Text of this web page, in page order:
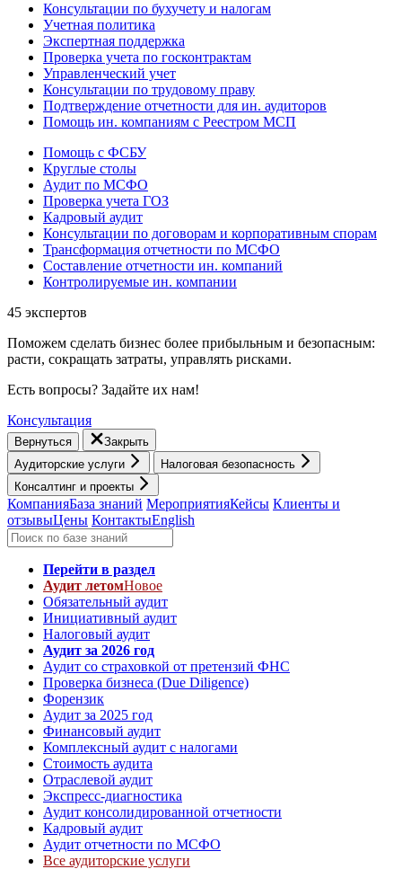
Консультации по бухучету и налогам
Учетная политика
Экспертная поддержка
Проверка учета по госконтрактам
Управленческий учет
Консультации по трудовому праву
Подтверждение отчетности для ин. аудиторов
Помощь ин. компаниям с Реестром МСП
Помощь с ФСБУ
Круглые столы
Аудит по МСФО
Проверка учета ГОЗ
Кадровый аудит
Консультации по договорам и корпоративным спорам
Трансформация отчетности по МСФО
Составление отчетности ин. компаний
Контролируемые ин. компании
45 экспертов
Поможем сделать бизнес более прибыльным и безопасным:
расти, cокращать затраты, управлять рисками.
Есть вопросы? Задайте их нам!
Консультация
Вернуться
Закрыть
Аудиторские услуги
Налоговая безопасность
Консалтинг и проекты
КомпанияБаза знаний МероприятияКейсы Клиенты и
отзывыЦены КонтактыEnglish
Перейти в раздел
Аудит летомНовое
Обязательный аудит
Инициативный аудит
Налоговый аудит
Аудит за 2026 год
Аудит со страховкой от претензий ФНС
Проверка бизнеса (Due Diligence)
Форензик
Аудит за 2025 год
Финансовый аудит
Комплексный аудит с налогами
Стоимость аудита
Отраслевой аудит
Экспресс-диагностика
Аудит консолидированной отчетности
Кадровый аудит
Аудит отчетности по МСФО
Все аудиторские услуги